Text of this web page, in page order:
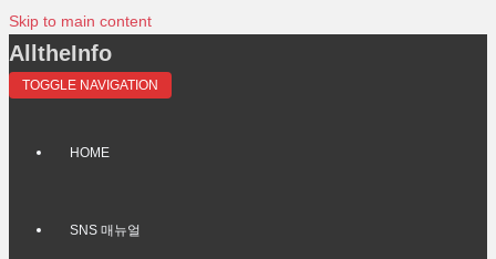
Skip to main content
AlltheInfo
TOGGLE NAVIGATION
HOME
SNS 매뉴얼